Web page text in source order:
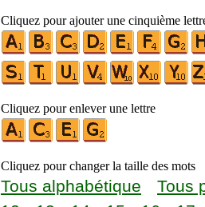
Cliquez pour ajouter une cinquième
Cliquez pour enlever une lettre
Cliquez pour changer la taille des mots
Tous alphabétique Tous